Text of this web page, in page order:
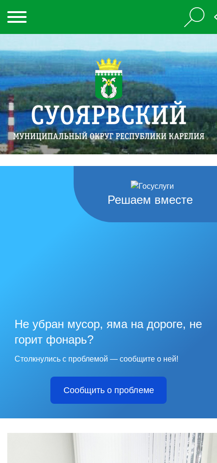
Решаем вместе
Не убран мусор, яма на дороге, не
горит фонарь?
Столкнулись с проблемой — сообщите о ней!
Сообщить о проблеме